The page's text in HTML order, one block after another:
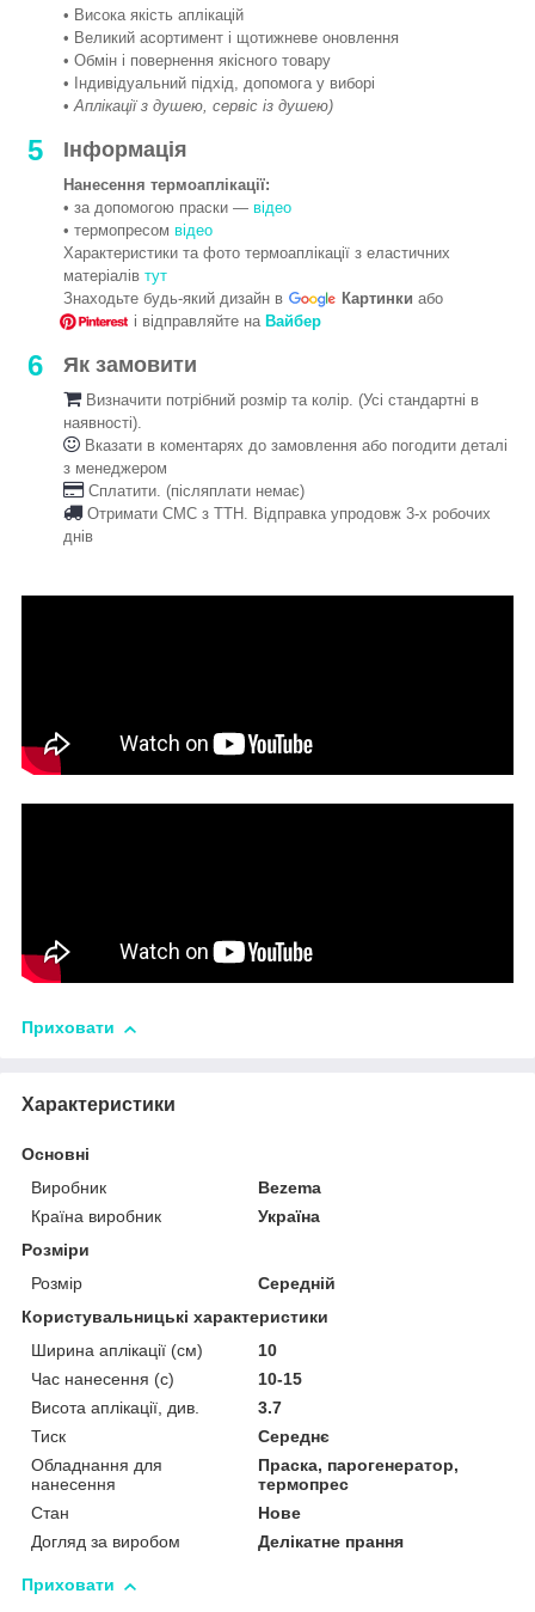
• Висока якість аплікацій
• Великий асортимент і щотижневе оновлення
• Обмін і повернення якісного товару
• Індивідуальний підхід, допомога у виборі
•Аплікації з душею, сервіс із душею)
5 Інформація
Нанесення термоаплікації:
• за допомогою праски — відео
• термопресом відео
Характеристики та фото термоаплікації з еластичних
матеріалів тут
Знаходьте будь-який дизайн в
Картинки або
і відправляйте на Вайбер
6 Як замовити
Визначити потрібний розмір та колір. (Усі стандартні в
наявності).
Вказати в коментарях до замовлення або погодити деталі
з менеджером
Сплатити. (післяплати немає)
Отримати СМС з ТТН. Відправка упродовж 3-х робочих
днів
Приховати
Характеристики
Основні
Виробник
Bezema
Країна виробник
Україна
Розміри
Розмір
Середній
Користувальницькі характеристики
Ширина аплікації (см)
10
Час нанесення (с)
10-15
Висота аплікації, див.
3.7
Тиск
Середнє
Обладнання для
нанесення
Праска, парогенератор,
термопрес
Стан
Нове
Догляд за виробом
Делікатне прання
Приховати